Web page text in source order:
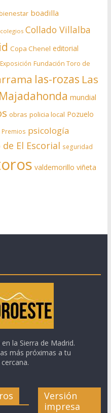
boadilla
colegios Collado Villalba
Copa Chenel editorial
Exposición Fundación Toro de
las-rozas Las
Majadahonda mundial
obras policia local Pozuelo
Premios psicología
El Escorial seguridad
valdemorillo viñeta
la Sierra de Madrid.
más próximas a tu
Versión
impresa